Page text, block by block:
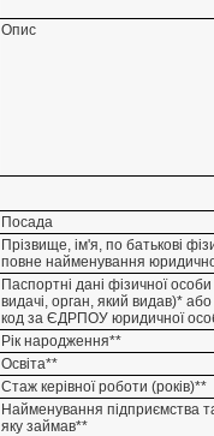
Опис
Посада
Прізвище, ім'я, по батькові
повне найменування
Паспортні дані фізичної
видачі, орган, який видав)*
код за ЄДРПОУ юридичної
Рік народження**
Освіта**
Стаж керівної роботи (років)**
Найменування підприємства
яку займав**